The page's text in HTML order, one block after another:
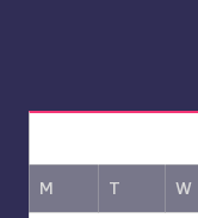
M T W